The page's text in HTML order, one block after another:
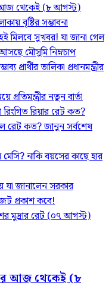
আজ থেকেই (৮ আগস্ট)
বৃষ্টির সম্ভাবনা
মিলবে সুখবর! যা জানা গেল
মৌসুমি নিম্নচাপ
প্রার্থীর তালিকা প্রধানমন্ত্রীর
প্রতিমন্ত্রীর নতুন বার্তা
রিয়ার রেট কত?
রেট কত? জানুন সর্বশেষ
নাকি বয়সের কাছে হার
যা জানালেন সরকার
প্রকাশ কবে!
মুদ্রার রেট (০৭ আগস্ট)
আজ থেকেই (৮